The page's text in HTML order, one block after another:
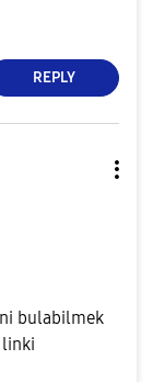
REPLY
bulabilmek
linki